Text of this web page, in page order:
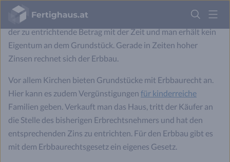
Fertighaus
Logo
Anmelden
niedriger sein als die Summe aus Tilgung und Zins, die man
für einen Immobilienkredit abzuzahlen hätte. Jedoch steigt
der zu entrichtende Betrag mit der Zeit und man erhält kein
Eigentum an dem Grundstück. Gerade in Zeiten hoher
Zinsen rechnet sich der Erbbau.
Vor allem Kirchen bieten Grundstücke mit Erbbaurecht an.
Hier kann es zudem Vergünstigungen für kinderreiche
Familien geben. Verkauft man das Haus, tritt der Käufer an
die Stelle des bisherigen Erbrechtsnehmers und hat den
entsprechenden Zins zu entrichten. Für den Erbbau gibt es
mit dem Erbbaurechtsgesetz ein eigenes Gesetz.